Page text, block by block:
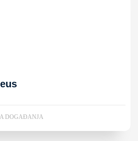
DOGAĐANJA